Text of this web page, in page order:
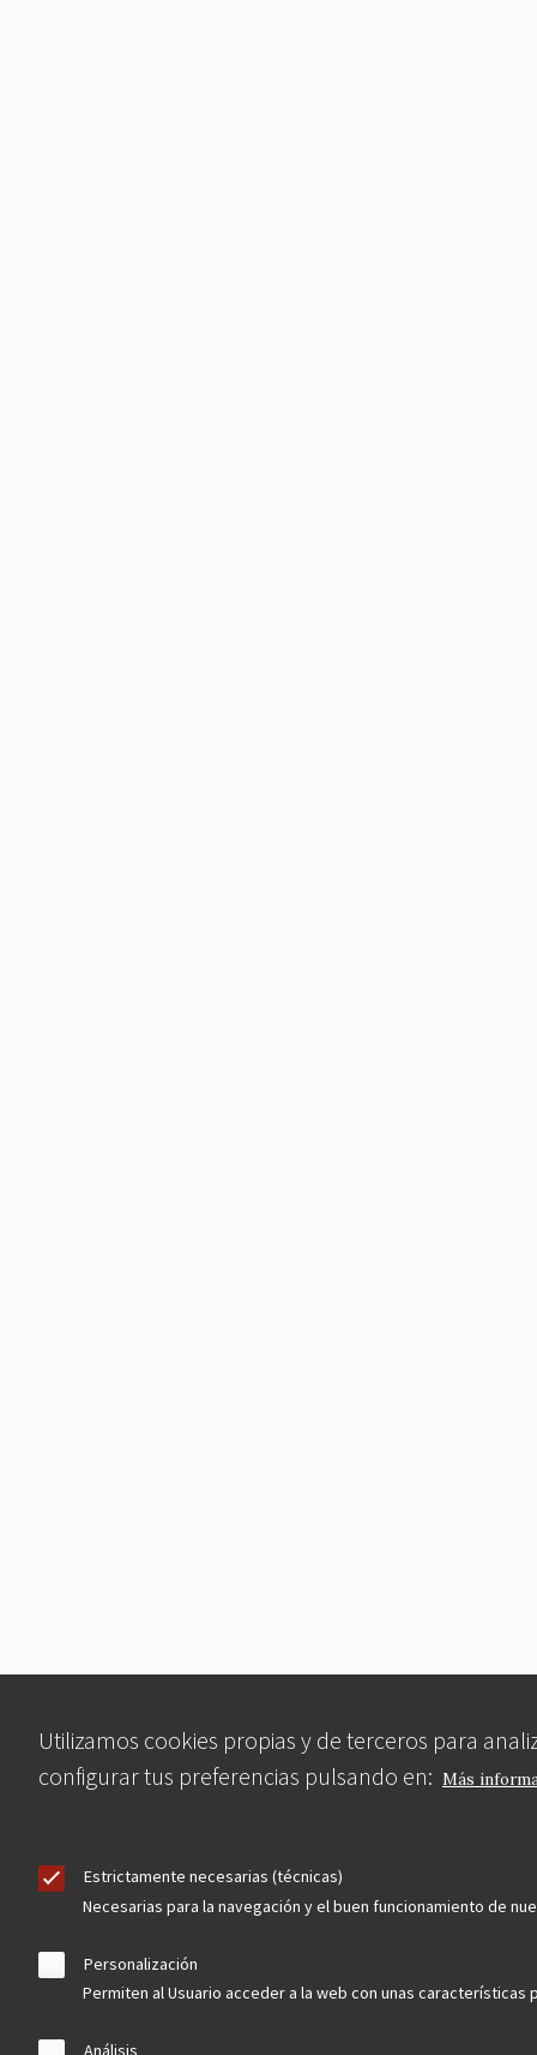
Utilizamos cookies propias y de terceros para
configurar tus preferencias pulsando en: Más
Estrictamente necesarias (técnicas)
Necesarias para la navegación y el buen funcionamiento de
Personalización
Permiten al Usuario acceder a la web con unas